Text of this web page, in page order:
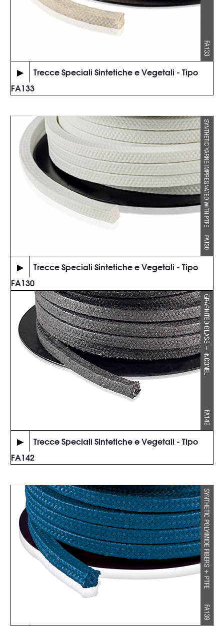
▶
Trecce Speciali Sintetiche e Vegetali - Tipo
FA133
▶
Trecce Speciali Sintetiche e Vegetali - Tipo
FA130
▶
Trecce Speciali Sintetiche e Vegetali - Tipo
FA142